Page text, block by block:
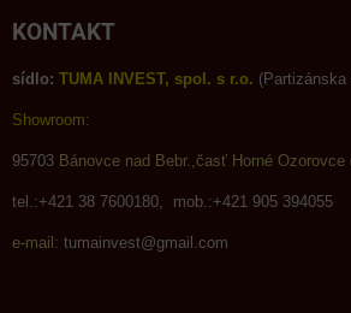
KONTAKT
sídlo: TUMA INVEST, spol. s r.o. (Partizánska
Showroom:
95703 Bánovce nad Bebr.,časť Horné Ozorovce
tel.:+421 38 7600180, mob.:+421 905 394055
e-mail: tumainvest@gmail.com